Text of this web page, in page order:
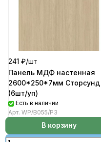
241 ₽/шт
Панель МДФ настенная
2600*250*7мм Сторсунд
(6шт/уп)
Есть в наличии
Арт. WP/B055/P3
В корзину